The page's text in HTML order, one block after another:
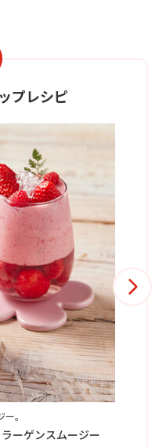
プレシピ
。
ーゲンスムージー